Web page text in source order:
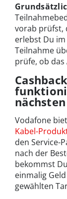
vorab prüfst,
erlebst Du
Teilnahme
prüfe, ob
Vodafone
Kabel-
den Service-
nach der
bekommst
einmalig
gewählten